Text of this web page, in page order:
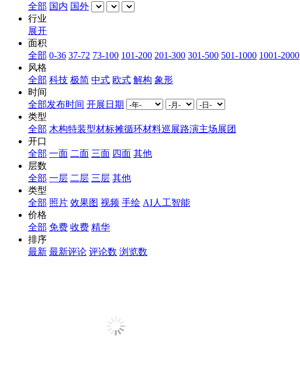
全部 国内 国外
行业
展开
面积
全部 0-36 37-72 73-100 101-200 201-300 301-500 501-1000 1001-2000
风格
全部 科技 极简 中式 欧式 解构 象形
时间
全部发布时间 开展日期
类型
全部 木构特装型材标摊循环材料巡展路演主场展团
开口
全部 一面 二面 三面 四面 其他
层数
全部 一层 二层 三层 其他
类型
全部 照片 效果图 视频 手绘 AI人工智能
价格
全部 免费 收费 精华
排序
最新 最新评论 评论数 浏览数